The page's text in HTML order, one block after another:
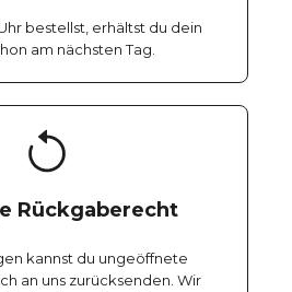
bestellst, erhältst du dein
am nächsten Tag.
Rückgaberecht
kannst du ungeöffnete
an uns zurücksenden. Wir